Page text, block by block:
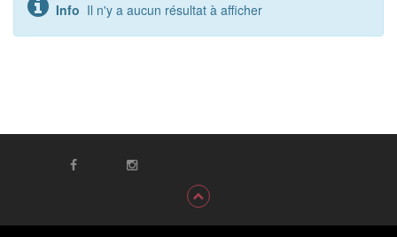
Info Il n'y a aucun résultat à afficher